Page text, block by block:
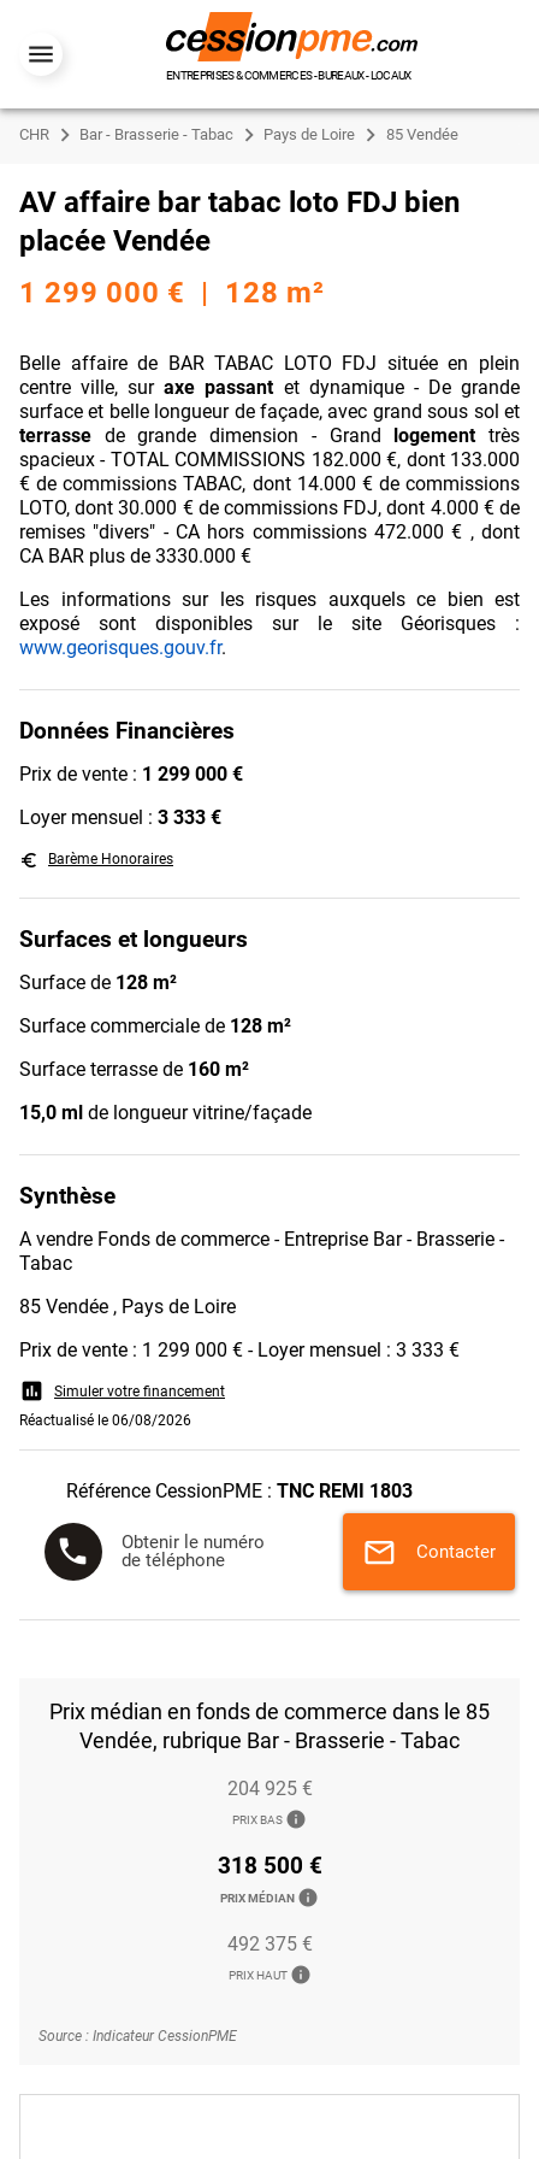
ENTREPRISES & COMMERCES - BUREAUX - LOCAUX
CHR Bar - Brasserie - Tabac Pays de Loire 85 Vendée
AV affaire bar tabac loto FDJ bien
placée Vendée
1 299 000 € | 128 m²
Belle affaire de BAR TABAC LOTO FDJ située en plein
centre ville, suraxe passantet dynamique - De grande
surface et belle longueur de façade, avec grand sous sol et
terrasse de grande dimension - Grand logementtrès
spacieux - TOTAL COMMISSIONS 182.000 €, dont 133.000
€ de commissions TABAC, dont 14.000 € de commissions
LOTO, dont 30.000 € de commissions FDJ, dont 4.000 € de
remises "divers" - CA hors commissions 472.000 € , dont
CA BAR plus de 3330.000 €
Les informations sur les risques auxquels ce bien est
exposé sont disponibles sur le site Géorisques :
www.georisques.gouv.fr.
Données Financières
Prix de vente : 1 299 000 €
Loyer mensuel : 3 333 €
euro_symbol Barème Honoraires
Surfaces et longueurs
Surface de 128 m²
Surface commerciale de 128 m²
Surface terrasse de 160 m²
15,0 ml de longueur vitrine/façade
Synthèse
A vendre Fonds de commerce - Entreprise Bar - Brasserie -
Tabac
85 Vendée , Pays de Loire
Prix de vente : 1 299 000 € - Loyer mensuel : 3 333 €
assessment
Simuler votre financement
Réactualisé le 06/08/2026
Référence CessionPME : TNC REMI 1803
phone
Obtenir le numéro
de téléphone
mail Contacter
Prix médian en fonds de commerce dans le 85
Vendée, rubrique Bar - Brasserie - Tabac
204 925 €
PRIX BAS info
318 500 €
PRIX MÉDIAN info
492 375 €
PRIX HAUT info
Source : Indicateur CessionPME